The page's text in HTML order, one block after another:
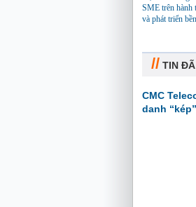
SME trên hành
và phát triển
// TIN
CMC
danh “kép”